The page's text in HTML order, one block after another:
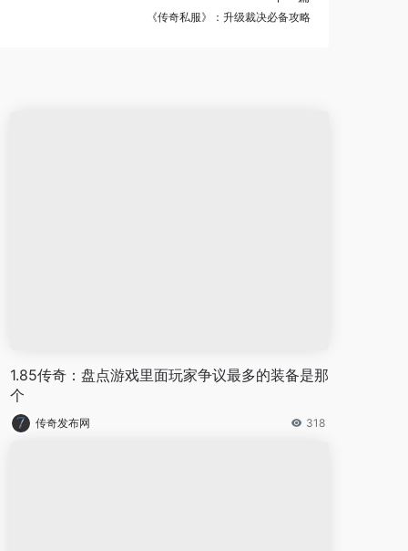
《传奇私服》：升级裁决必备攻略
1.85传奇：盘点游戏里面玩家争议最多的装备是那
个
传奇发布网 318